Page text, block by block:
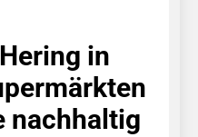
in
nachhaltig